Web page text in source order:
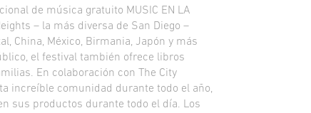
de música gratuito MUSIC EN LA
– la más diversa de San Diego –
China, México, Birmania, Japón y más
el festival también ofrece libros
En colaboración con The City
increíble comunidad durante todo el año,
sus productos durante todo el día. Los